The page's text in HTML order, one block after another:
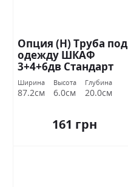
Опция (Н) Труба под
одежду ШКАФ
3+4+6дв Стандарт
Ширина
87.2см
Высота
6.0см
Глубина
20.0см
161 грн